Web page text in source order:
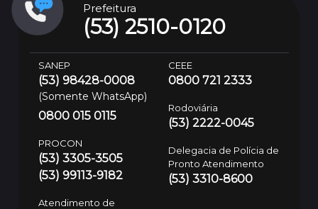
Prefeitura
(53) 2510-0120
SANEP
(53) 98428-0008
(Somente WhatsApp)
0800 015 0115
PROCON
(53) 3305-3505
(53) 99113-9182
Atendimento de
CEEE
0800 721 2333
Rodoviária
(53) 2222-0045
Delegacia de Polícia de
Pronto Atendimento
(53) 3310-8600